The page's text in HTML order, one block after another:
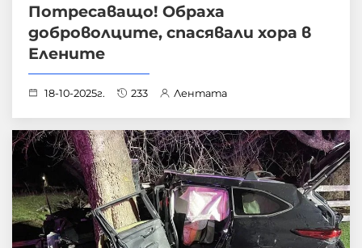
Потресаващо! Обраха
доброволците, спасявали хора в
Елените
18-10-2025г. 233 Лентата